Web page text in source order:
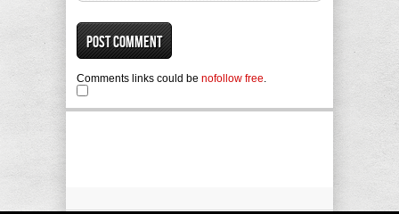
Comments links could be nofollow free.